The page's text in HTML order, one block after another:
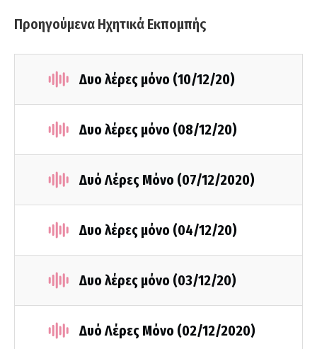
Προηγούμενα Ηχητικά Εκπομπής
Δυο λέρες μόνο (10/12/20)
Δυο λέρες μόνο (08/12/20)
Δυό Λέρες Μόνο (07/12/2020)
Δυο λέρες μόνο (04/12/20)
Δυο λέρες μόνο (03/12/20)
Δυό Λέρες Μόνο (02/12/2020)